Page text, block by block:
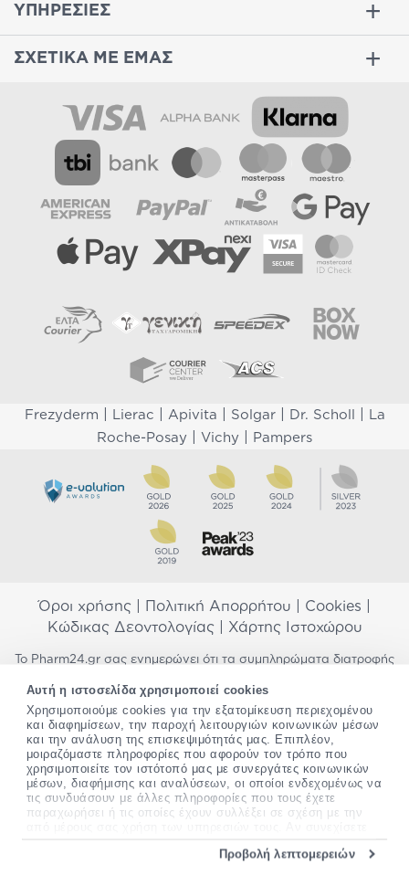
Αυτή η ιστοσελίδα χρησιμοποιεί cookies
Χρησιμοποιούμε cookies για την εξατομίκευση περιεχομένου
και διαφημίσεων, την παροχή λειτουργιών κοινωνικών μέσων
και την ανάλυση της επισκεψιμότητάς μας. Επιπλέον,
μοιραζόμαστε πληροφορίες που αφορούν τον τρόπο που
χρησιμοποιείτε τον ιστότοπό μας με συνεργάτες κοινωνικών
μέσων, διαφήμισης και αναλύσεων, οι οποίοι ενδεχομένως να
τις συνδυάσουν με άλλες πληροφορίες που τους έχετε
παραχωρήσει ή τις οποίες έχουν συλλέξει σε σχέση με την
Προβολή λεπτομερειών
ΥΠΗΡΕΣΙΕΣ
ΣΧΕΤΙΚΑ ΜΕ ΕΜΑΣ
Frezyderm Lierac Apivita Solgar| Dr. Scholl
La
Roche-Posay
Vichy Pampers
Όροι χρήσης Πολιτική Απορρήτου Cookies
Κώδικας Δεοντολογίας| Χάρτης Ιστοχώρου
Το Pharm24.gr σας ενημερώνει ότι τα συμπληρώματα διατροφής
προορίζονται για την πρόληψη, αγωγή ή θεραπεία ανθρώπινης
νόσου. Συμβουλευτείτε τον γιατρό σας εάν είστε έγκυος,
θηλάζετε, ακολουθείτε παράλληλα φαρμακευτική αγωγή ή
αντιμετωπίζετε προβλήματα υγείας πριν χρησιμοποιήσετε
οποιοδήποτε συμπλήρωμα διατροφής. Προσπαθούμε διαρκώς να
σας παρέχουμε ακριβείς και έγκυρες πληροφορίες. Σε περίπτωση
που έχετε κάποια ερώτηση ή παρατήρηση σχετικά με αυτές,
παρακαλώ
επικοινωνήστε μαζί μας.
2012-2026 - All rights Reserved •